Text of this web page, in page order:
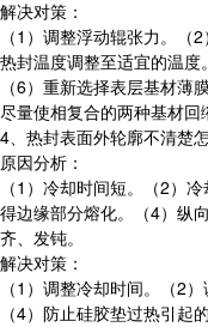
解决对策：
（1）调整浮动辊张力。
热封温度调整至适宜的温度
（6）重新选择表层基材薄
尽量使相复合的两种基材回
4、热封表面外轮廓不清楚
原因分析：
（1）冷却时间短。（2）
得边缘部分熔化。（4）纵
齐、发钝。
解决对策：
（1）调整冷却时间。（2
（4）防止硅胶垫过热引起